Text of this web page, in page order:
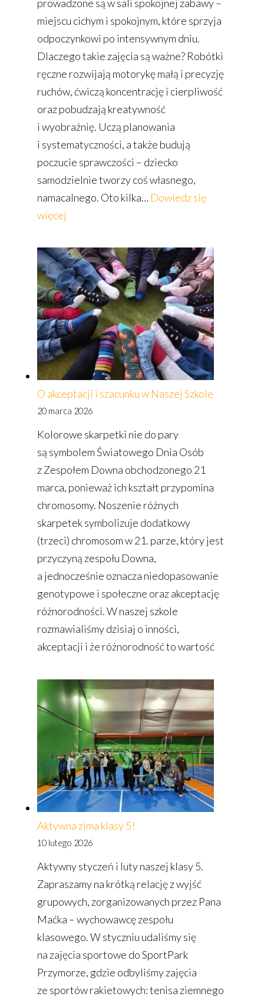
prowadzone są w sali spokojnej zabawy –
miejscu cichym i spokojnym, które sprzyja
odpoczynkowi po intensywnym dniu.
Dlaczego takie zajęcia są ważne? Robótki
ręczne rozwijają motorykę małą i precyzję
ruchów, ćwiczą koncentrację i cierpliwość
oraz pobudzają kreatywność
i wyobraźnię. Uczą planowania
i systematyczności, a także budują
poczucie sprawczości – dziecko
samodzielnie tworzy coś własnego,
namacalnego. Oto kilka… Dowiedz się
więcej
z robótek
ręcznych
w Naszej
Szkole
O akceptacji i szacunku w Naszej Szkole
20 marca 2026
Kolorowe skarpetki nie do pary
są symbolem Światowego Dnia Osób
z Zespołem Downa obchodzonego 21
marca, ponieważ ich kształt przypomina
chromosomy. Noszenie różnych
skarpetek symbolizuje dodatkowy
(trzeci) chromosom w 21. parze, który jest
przyczyną zespołu Downa,
a jednocześnie oznacza niedopasowanie
genotypowe i społeczne oraz akceptację
różnorodności. W naszej szkole
rozmawialiśmy dzisiaj o inności,
akceptacji i że różnorodność to wartość
Aktywna zima klasy 5!
10 lutego 2026
Aktywny styczeń i luty naszej klasy 5.
Zapraszamy na krótką relację z wyjść
grupowych, zorganizowanych przez Pana
Maćka – wychowawcę zespołu
klasowego. W styczniu udaliśmy się
na zajęcia sportowe do SportPark
Przymorze, gdzie odbyliśmy zajęcia
ze sportów rakietowych: tenisa ziemnego